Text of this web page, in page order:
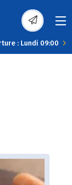
: Lundi 09:00